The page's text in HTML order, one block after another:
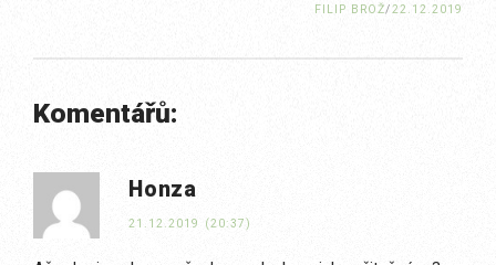
FILIP BROŽ/22.12.2019
Komentářů:
Honza
21.12.2019 (20:37)